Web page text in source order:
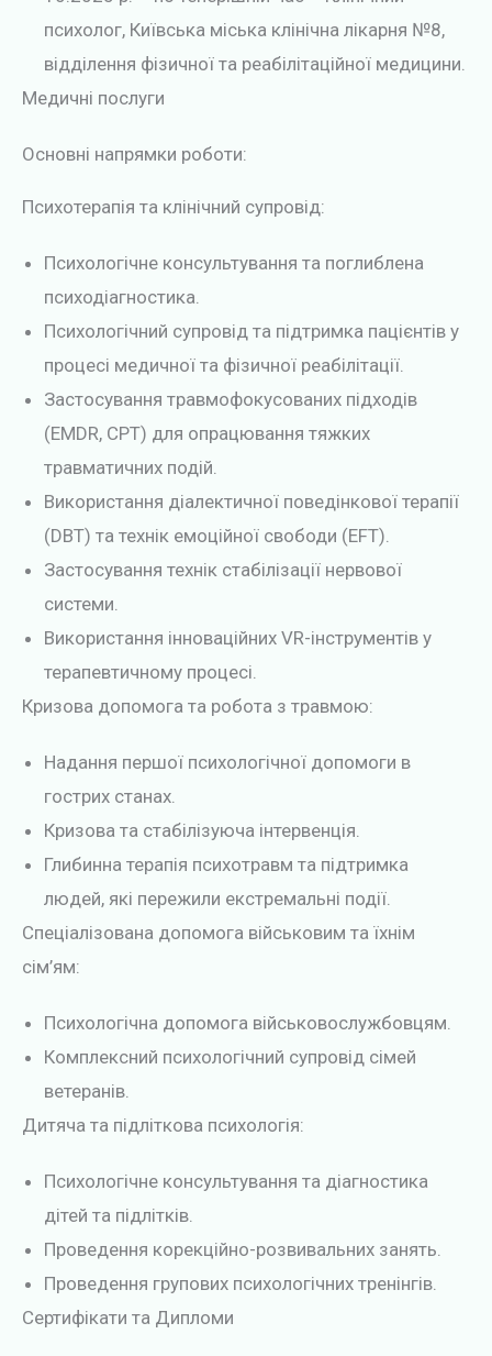
психолог, Київська міська клінічна лікарня №8,
відділення фізичної та реабілітаційної медицини.
Медичні послуги
Основні напрямки роботи:
Психотерапія та клінічний супровід:
Психологічне консультування та поглиблена
психодіагностика.
Психологічний супровід та підтримка пацієнтів у
процесі медичної та фізичної реабілітації.
Застосування травмофокусованих підходів
(EMDR, CPT) для опрацювання тяжких
травматичних подій.
Використання діалектичної поведінкової терапії
(DBT) та технік емоційної свободи (EFT).
Застосування технік стабілізації нервової
системи.
Використання інноваційних VR-інструментів у
терапевтичному процесі.
Кризова допомога та робота з травмою:
Надання першої психологічної допомоги в
гострих станах.
Кризова та стабілізуюча інтервенція.
Глибинна терапія психотравм та підтримка
людей, які пережили екстремальні події.
Спеціалізована допомога військовим та їхнім
сім’ям:
Психологічна допомога військовослужбовцям.
Комплексний психологічний супровід сімей
ветеранів.
Дитяча та підліткова психологія:
Психологічне консультування та діагностика
дітей та підлітків.
Проведення корекційно-розвивальних занять.
Проведення групових психологічних тренінгів.
Сертифікати та Дипломи